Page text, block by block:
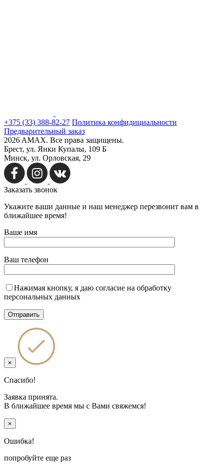
+375 (33) 388-82-27 Политика конфидициальности
Предварительный заказ
2026 AMAX. Все права защищены.
Брест, ул. Янки Купалы, 109 Б
Минск, ул. Орловская, 29
Заказать звонок
Укажите ваши данные и наш менеджер перезвонит вам в
ближайшее время!
Ваше имя
Ваш телефон
Нажимая кнопку, я даю согласие на обработку
персональных данных
×
Спасибо!
Заявка принята.
В ближайшее время мы с Вами свяжемся!
×
Ошибка!
попробуйте еще раз